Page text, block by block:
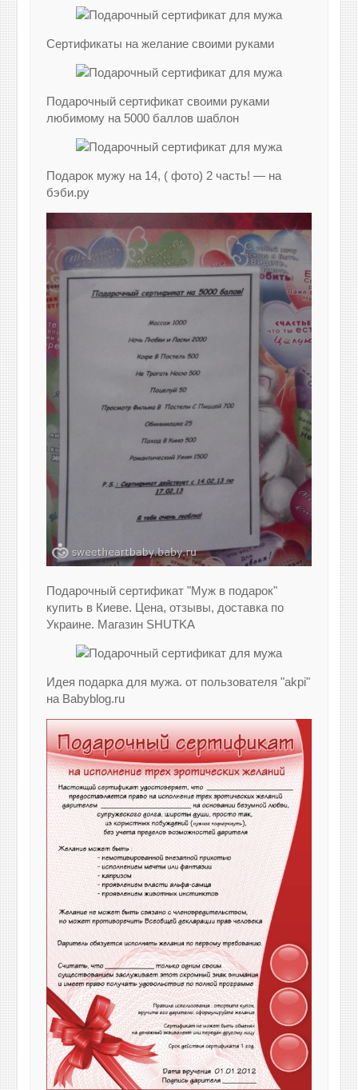
Сертификаты на желание своими руками
Подарочный сертификат своими руками
любимому на 5000 баллов шаблон
Подарок мужу на 14, ( фото) 2 часть! — на
бэби.ру
Подарочный сертификат "Муж в подарок"
купить в Киеве. Цена, отзывы, доставка по
Украине. Магазин SHUTKA
Идея подарка для мужа. от пользователя "akpi"
на Babyblog.ru